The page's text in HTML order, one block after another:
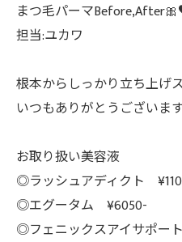
まつ毛パーマ
担当:ユカワ
根本からしっかり立ち上げ
いつもありがとうございま
お取り扱い美容液
◎ラッシュアディクト
◎エグータム ¥6050-
◎フェニックスアイサポー